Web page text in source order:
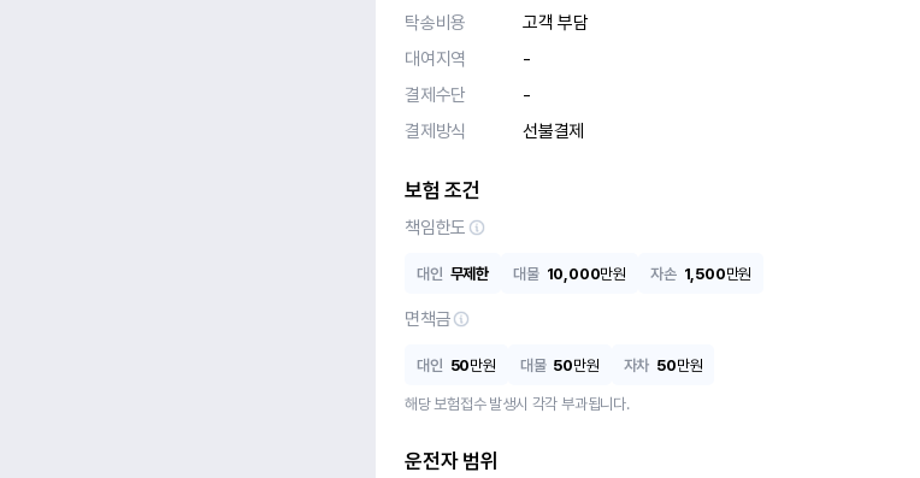
탁송비용
고객 부담
대여지역
-
결제수단
-
결제방식
선불결제
보험 조건
책임한도
대인 무제한 대물 10,000만원 자손 1,500만원
면책금
대인 50만원 대물 50만원 자차 50만원
해당 보험접수 발생시 각각 부과됩니다.
운전자 범위